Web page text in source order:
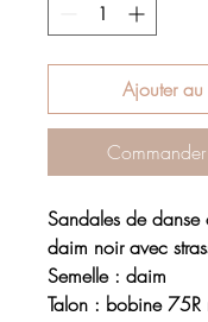
Ajouter
Sandales de danse
daim noir avec
Semelle : daim
Talon : bobine 75R